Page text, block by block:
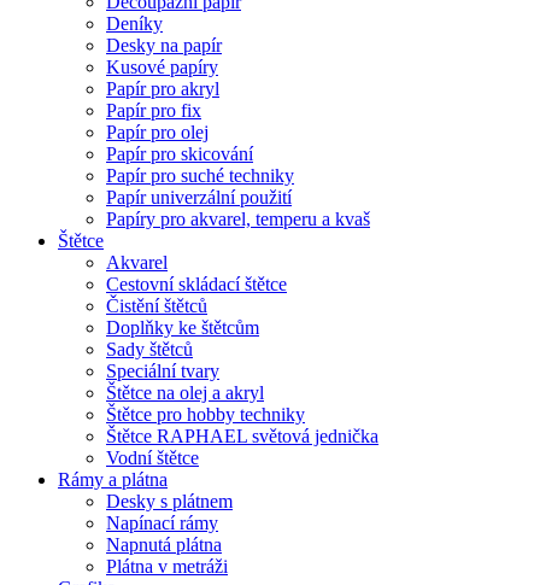
Deníky
Desky na papír
Kusové papíry
Papír pro akryl
Papír pro fix
Papír pro olej
Papír pro skicování
Papír pro suché techniky
Papír univerzální použití
Papíry pro akvarel, temperu a kvaš
Štětce
Akvarel
Cestovní skládací štětce
Čistění štětců
Doplňky ke štětcům
Sady štětců
Speciální tvary
Štětce na olej a akryl
Štětce pro hobby techniky
Štětce RAPHAEL světová jednička
Vodní štětce
Rámy a plátna
Desky s plátnem
Napínací rámy
Napnutá plátna
Plátna v metráži